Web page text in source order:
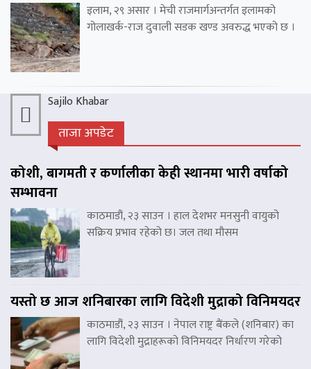
इलाम, २९ असार । मेची राजमार्गअन्तर्गत इलामको
गोलाखर्क-राज दुवाली सडक खण्ड अवरुद्ध भएको छ ।
Sajilo Khabar
ताजा अपडेट
कोशी, बागमती र कर्णालीका केही स्थानमा भारी वर्षाको
सम्भावना
काठमाडौं, २३ साउन । हाल देशभर मनसुनी वायुको
सक्रिय प्रभाव रहेको छ। जल तथा मौसम
यस्तो छ आज शनिबारका लागि विदेशी मुद्राको विनिमयदर
काठमाडौं, २३ साउन । नेपाल राष्ट्र बैंकले (शनिबार) का
लागि विदेशी मुद्राहरूको विनिमयदर निर्धारण गरेको